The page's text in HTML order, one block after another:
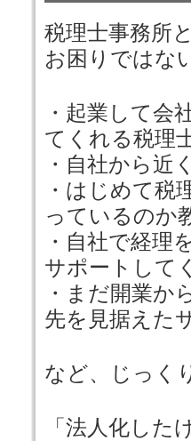
税理士事務所
お困りではな
・起業して会
てくれる税理
・自社から近
・はじめて税
っているのか
・自社で経理
サポートして
・まだ開業か
先を見据えた
など、じっく
「法人化し